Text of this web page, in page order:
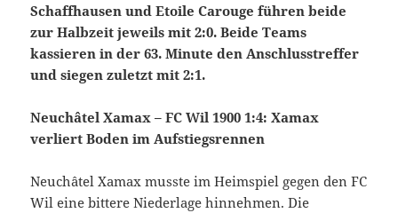
Schaffhausen und Etoile Carouge führen beide
zur Halbzeit jeweils mit 2:0. Beide Teams
kassieren in der 63. Minute den Anschlusstreffer
und siegen zuletzt mit 2:1.
Neuchâtel Xamax – FC Wil 1900 1:4: Xamax
verliert Boden im Aufstiegsrennen
Neuchâtel Xamax musste im Heimspiel gegen den FC
Wil eine bittere Niederlage hinnehmen. Die